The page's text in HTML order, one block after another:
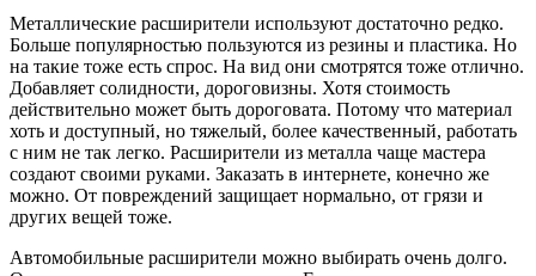
Металлические расширители используют достаточно редко.
Больше популярностью пользуются из резины и пластика. Но
на такие тоже есть спрос. На вид они смотрятся тоже отлично.
Добавляет солидности, дороговизны. Хотя стоимость
действительно может быть дороговата. Потому что материал
хоть и доступный, но тяжелый, более качественный, работать
с ним не так легко. Расширители из металла чаще мастера
создают своими руками. Заказать в интернете, конечно же
можно. От повреждений защищает нормально, от грязи и
других вещей тоже.
Автомобильные расширители можно выбирать очень долго.